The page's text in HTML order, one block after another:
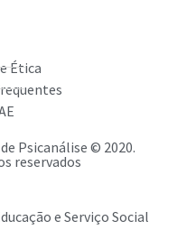
Ética
Psicanálise © 2020.
reservados
e Serviço Social